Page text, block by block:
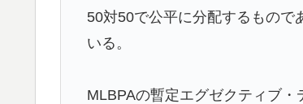
が一斉に報道！」
▶ 韓国人「韓国のイメージ失墜は免
50対50で公平に分配するもので
いる。
MLBPAの暫定エグゼクティブ